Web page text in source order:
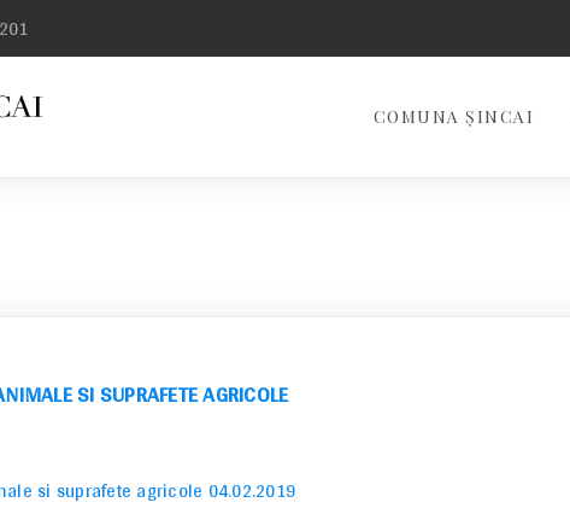
COMUNA ȘINCAI
SI SUPRAFETE AGRICOLE
si suprafete agricole 04.02.2019